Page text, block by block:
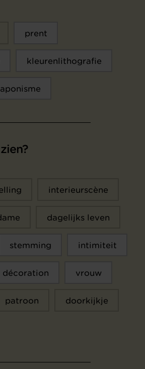
prent
kleurenlithografie
interieurscène
dagelijks leven
stemming intimiteit
décoration vrouw
patroon doorkijkje